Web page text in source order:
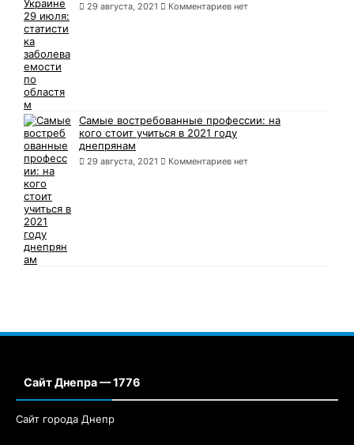
29 августа, 2021 Комментариев нет
Самые востребованные профессии: на
кого стоит учиться в 2021 году
днепрянам
29 августа, 2021 Комментариев нет
Сайт Днепра — 1776
Сайт города Днепр